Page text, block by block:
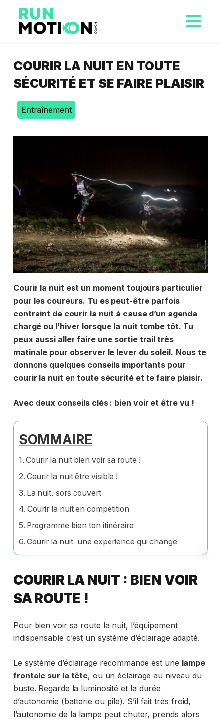
COURIR LA NUIT EN TOUTE
SÉCURITÉ ET SE FAIRE PLAISIR
Entraînement
Courir la nuit est un moment toujours particulier
pour les coureurs. Tu es peut-être parfois
contraint de courir la nuit à cause d’un agenda
chargé ou l’hiver lorsque la nuit tombe tôt. Tu
peux aussi aller faire une sortie trail très
matinale pour observer le lever du soleil. Nous te
donnons quelques conseils importants pour
courir la nuit en toute sécurité et te faire plaisir.
Avec deux conseils clés : bien voir et être vu !
SOMMAIRE
Courir la nuit bien voir sa route !
Courir la nuit être visible !
La nuit, sors couvert
Courir la nuit en compétition
Programme bien ton itinéraire
Courir la nuit, une expérience qui change
COURIR LA NUIT : BIEN VOIR
SA ROUTE !
Pour bien voir sa route la nuit, l’équipement
indispensable c’est un système d’éclairage adapté.
Le système d’éclairage recommandé est une lampe
frontale sur la tête, ou un éclairage au niveau du
buste. Regarde la luminosité et la durée
d’autonomie (batterie ou pile). S’il fait très froid,
l’autonomie de la lampe peut chuter, prends alors